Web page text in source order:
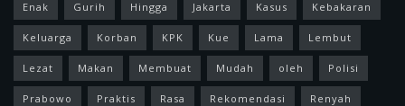
Enak Gurih Hingga Jakarta Kasus Kebakaran
Keluarga Korban KPK Kue Lama Lembut
Lezat Makan Membuat Mudah oleh Polisi
Prabowo Praktis Rasa Rekomendasi Renyah